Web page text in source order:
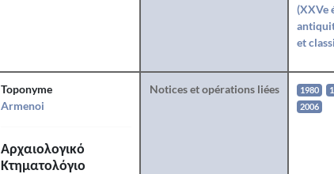
(XXVe
et
Toponyme
Armenoi
Αρχαιολογικό
Κτηματολόγιο
Notices et opérations liées 1980
2006